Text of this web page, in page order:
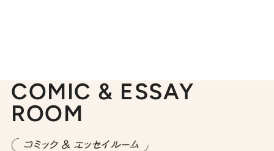
COMIC & ESSAY
ROOM